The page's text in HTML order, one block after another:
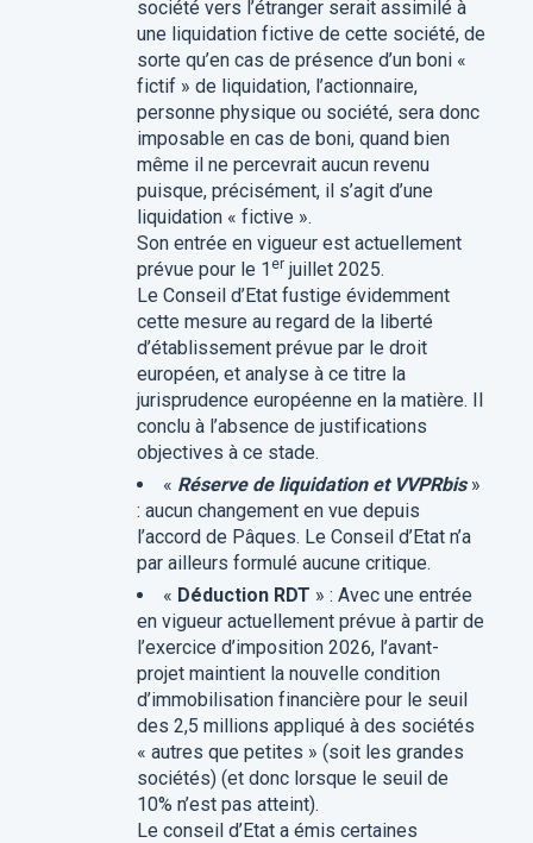
société vers l’étranger serait assimilé à
une liquidation fictive de cette société, de
sorte qu’en cas de présence d’un boni «
fictif » de liquidation, l’actionnaire,
personne physique ou société, sera donc
imposable en cas de boni, quand bien
même il ne percevrait aucun revenu
puisque, précisément, il s’agit d’une
liquidation « fictive ».
Son entrée en vigueur est actuellement
prévue pour le 1 erjuillet 2025.
Le Conseil d’Etat fustige évidemment
cette mesure au regard de la liberté
d’établissement prévue par le droit
européen, et analyse à ce titre la
jurisprudence européenne en la matière. Il
conclu à l’absence de justifications
objectives à ce stade.
« Réserve de liquidation et VVPRbis»
: aucun changement en vue depuis
l’accord de Pâques. Le Conseil d’Etat n’a
par ailleurs formulé aucune critique.
« Déduction RDT » : Avec une entrée
en vigueur actuellement prévue à partir de
l’exercice d’imposition 2026, l’avant-
projet maintient la nouvelle condition
d’immobilisation financière pour le seuil
des 2,5 millions appliqué à des sociétés
« autres que petites » (soit les grandes
sociétés) (et donc lorsque le seuil de
10% n’est pas atteint).
Le conseil d’Etat a émis certaines